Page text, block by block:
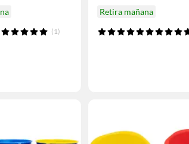
(1)
Retira mañana